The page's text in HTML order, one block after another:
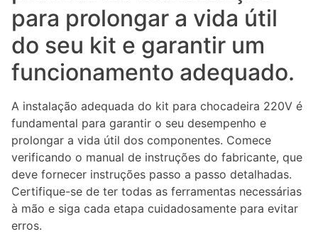
para prolongar a vida útil
do seu kit e garantir um
funcionamento adequado.
A instalação adequada do kit para chocadeira 220V é
fundamental para garantir o seu desempenho e
prolongar a vida útil dos componentes. Comece
verificando o manual de instruções do fabricante, que
deve fornecer instruções passo a passo detalhadas.
Certifique-se de ter todas as ferramentas necessárias
à mão e siga cada etapa cuidadosamente para evitar
erros.